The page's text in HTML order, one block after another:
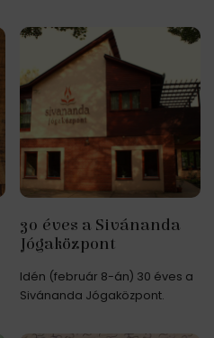
30 éves a Sivánanda
Jógaközpont
Idén (február 8-án) 30 éves a
Sivánanda Jógaközpont.